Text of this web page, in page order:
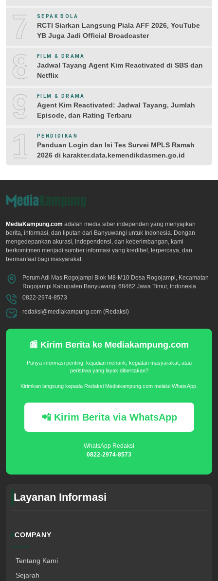
7
SEPAK BOLA
RCTI Siarkan Langsung Piala AFF 2026, YouTube
YB Juga Jadi Official Broadcaster
8 FILM & DRAMA
Jadwal Tayang Agent Kim Reactivated di SBS dan
Netflix
9 FILM & DRAMA
Agent Kim Reactivated: Jadwal Tayang, Jumlah
Episode, dan Rating Terbaru
10PENDIDIKAN
Panduan Login dan Isi Tes Survei MPLS Ramah
2026 di karakter.data.kemendikdasmen.go.id
MediaKampung.com adalah media siber independen yang menyajikan
berita, informasi, dan liputan dari Banyuwangi untuk Indonesia. Dengan
mengedepankan akurasi, independensi, dan keberimbangan, kami
berkomitmen menjadi sumber informasi yang kredibel, terpercaya, dan
bermanfaat bagi masyarakat.
Perum Adi Mas Rogojampi Blok M8-M10 Desa Rogojampi, Kecamatan
Rogojampi Kabupaten Banyuwangi 68462 Jawa Timur, Indonesia
0822-2974-8573
redaksi@mediakampung.com (Redaksi)
📰 Kirim Berita ke Mediakampung.com
Punya informasi penting, kejadian menarik, kegiatan masyarakat, atau
peristiwa yang layak diberitakan?
Kirimkan langsung kepada Redaksi Mediakampung.com melalui WhatsApp.
📲 Kirim Berita via WhatsApp
WhatsApp Redaksi
0822-2974-8573
Layanan Informasi
COMPANY
Tentang Kami
Sejarah